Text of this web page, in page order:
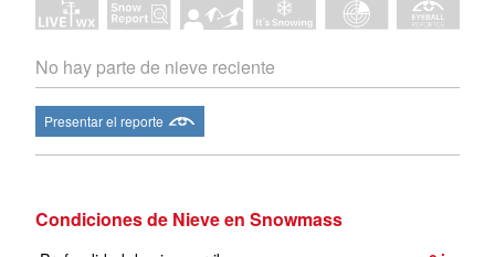
No hay parte de nieve reciente
Presentar el reporte
Condiciones de Nieve en Snowmass